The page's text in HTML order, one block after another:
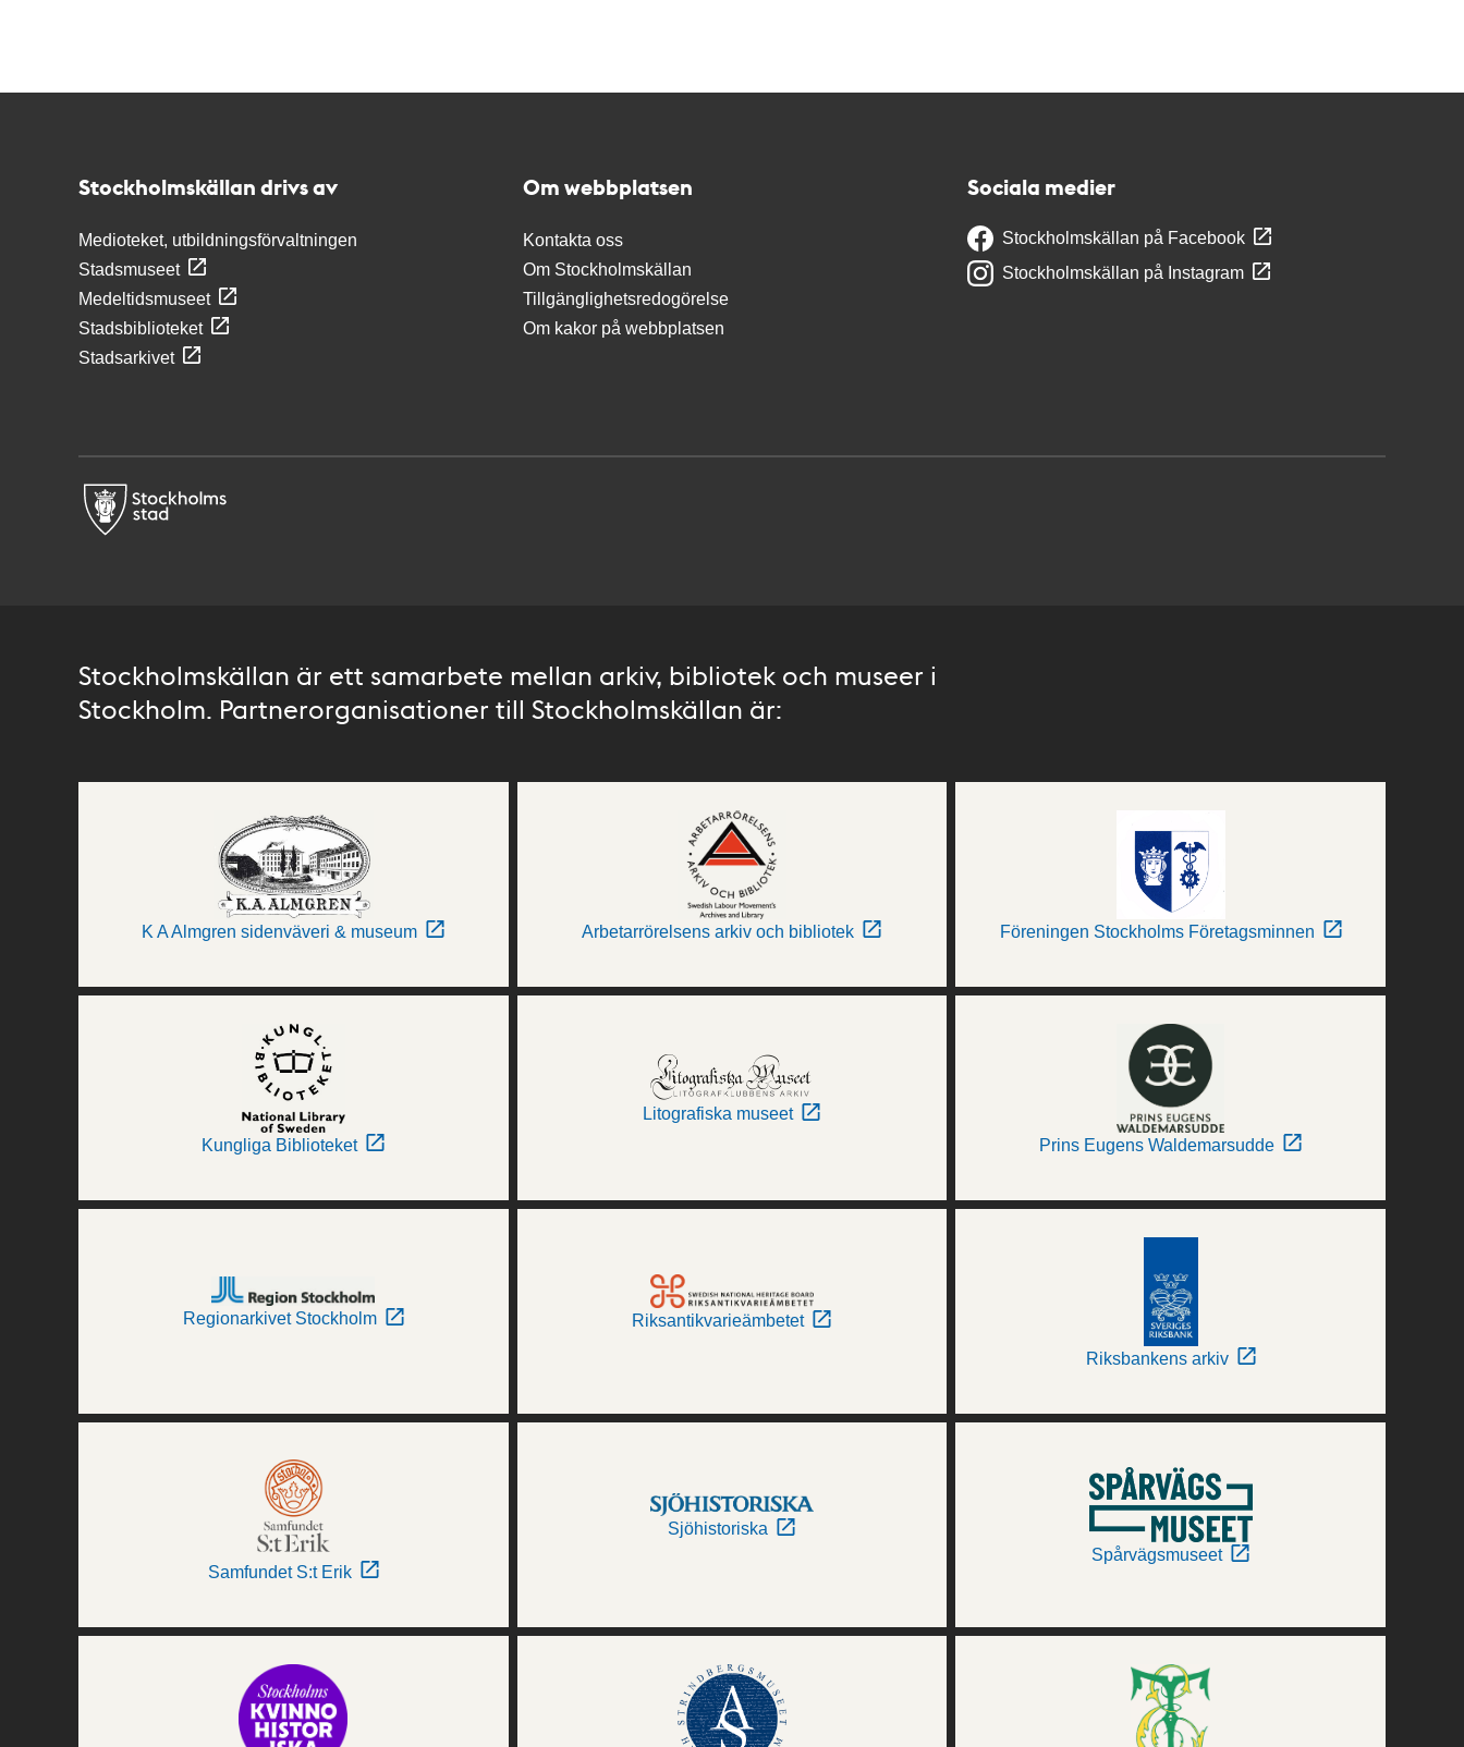
Stockholmskällan drivs av
Medioteket, utbildningsförvaltningen
Stadsmuseet
Medeltidsmuseet
Stadsbiblioteket
Stadsarkivet
Om webbplatsen
Kontakta oss
Om Stockholmskällan
Tillgänglighetsredogörelse
Om kakor på webbplatsen
Sociala medier
Stockholmskällan på Facebook
Stockholmskällan på Instagram
Stockholmskällan är ett samarbete mellan arkiv, bibliotek och museer i
Stockholm. Partnerorganisationer till Stockholmskällan är:
K A Almgren sidenväveri & museum Arbetarrörelsens arkiv och bibliotek Föreningen Stockholms Företagsminnen
Kungliga Biblioteket
Litografiska museet
Prins Eugens Waldemarsudde
Regionarkivet Stockholm Riksantikvarieämbetet
Riksbankens arkiv
Samfundet S:t Erik
Sjöhistoriska
Spårvägsmuseet